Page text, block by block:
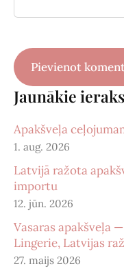
Jaunākie
Apakšveļa
1. aug. 2026
Latvijā ražota
importu
12. jūn. 2026
Vasaras apakšveļa
Lingerie, Latvijas
27. maijs 2026